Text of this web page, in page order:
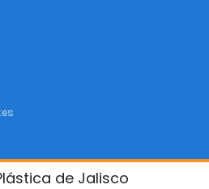
de Jalisco